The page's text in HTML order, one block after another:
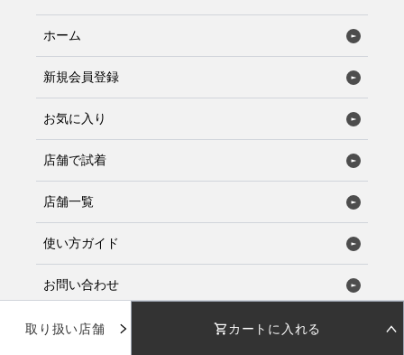
ホーム
新規会員登録
お気に入り
店舗で試着
店舗一覧
使い方ガイド
お問い合わせ
ログイン
取り扱い店舗
カートに入れる